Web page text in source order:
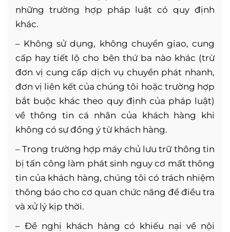
những trường hợp pháp luật có quy định
khác.
– Không sử dụng, không chuyển giao, cung
cấp hay tiết lộ cho bên thứ ba nào khác (trừ
đơn vị cung cấp dịch vụ chuyển phát nhanh,
đơn vị liên kết của chúng tôi hoặc trường hợp
bắt buộc khác theo quy định của pháp luật)
về thông tin cá nhân của khách hàng khi
không có sự đồng ý từ khách hàng.
– Trong trường hợp máy chủ lưu trữ thông tin
bị tấn công làm phát sinh nguy cơ mất thông
tin của khách hàng, chúng tôi có trách nhiệm
thông báo cho cơ quan chức năng để điều tra
và xử lý kịp thời.
– Đề nghị khách hàng có khiếu nại về nội